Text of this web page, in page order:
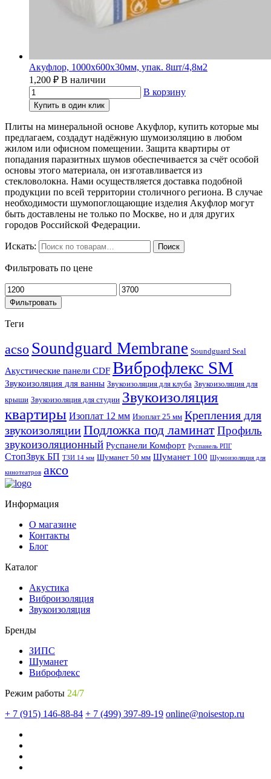
Акуфлор, 1000х600х30мм, упак. 8шт/4,8м2
1,200 ₽ В наличии
В корзину
Купить в один клик
Плиты на минеральной основе Акуфлор, купить которые мы
предлагаем, создадут надёжную шумоизоляцию в любом
жилом или офисном помещении. Защита квартиры от
попадания паразитных шумов обеспечивается за счёт особой
основы этого материала, он изготавливается из
стекловолокна. Нами осуществляется доставка подобной
продукции по всей территории столичного региона. В случае
необходимости шумопоглощающие изделия Акуфлор могут
быть доставлены не только по Москве, но и для других
городов Российской Федерации.
Искать: Поиск
Фильтровать по цене
Фильтровать
Теги
acso Soundguard Membrane Soundguard Seal
Акустические панели CDF Виброфлекс SM
Звукоизоляция для ванны Звукоизоляция для клуба Звукоизоляция для
крыши Звукоизоляция для студии Звукоизоляция
квартиры Изоплат 12 мм Изоплат 25 мм Крепления для
звукоизоляцииПодложка под ламинатПрофиль
звукоизоляционный Руспанели Комфорт Руспанель РПГ
СтопЗвук БП ТЗИ 14 мм Шуманет 50 мм Шуманет 100 Шумоизоляция для
кинотеатров аксо
Информация
О магазине
Контакты
Блог
Каталог
Акустика
Виброизоляция
Звукоизоляция
Бренды
ЗИПС
Шуманет
Виброфлекс
Режим работы 24/7
+ 7 (915) 146-88-84 + 7 (499) 397-89-19 online@noisestop.ru